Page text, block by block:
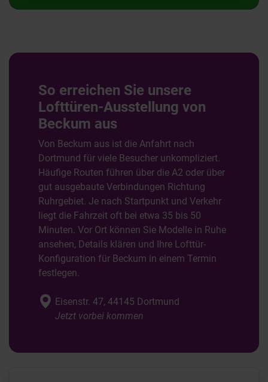
So erreichen Sie unsere
Lofttüren-Ausstellung von
Beckum aus
Von Beckum aus ist die Anfahrt nach
Dortmund für viele Besucher unkompliziert.
Häufige Routen führen über die A2 oder über
gut ausgebaute Verbindungen Richtung
Ruhrgebiet. Je nach Startpunkt und Verkehr
liegt die Fahrzeit oft bei etwa 35 bis 50
Minuten. Vor Ort können Sie Modelle in Ruhe
ansehen, Details klären und Ihre Lofttür-
Konfiguration für Beckum in einem Termin
festlegen.
Eisenstr. 47, 44145 Dortmund
Jetzt vorbei kommen